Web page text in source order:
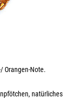
Orangen-Note.
natürliches